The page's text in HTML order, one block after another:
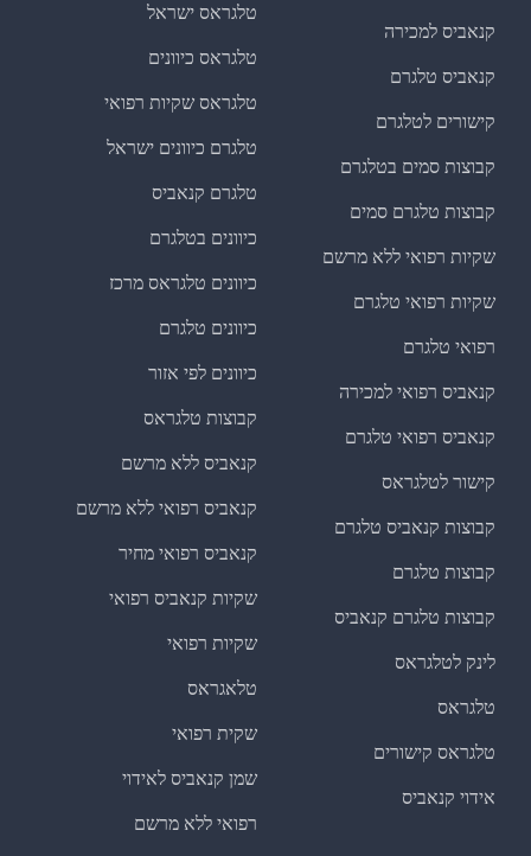
טלגראס ישראל
טלגראס כיוונים
טלגראס שקיות רפואי
טלגרם כיוונים ישראל
טלגרם קנאביס
כיוונים בטלגרם
כיוונים טלגראס מרכז
כיוונים טלגרם
כיוונים לפי אזור
קבוצות טלגראס
קנאביס ללא מרשם
קנאביס רפואי ללא מרשם
קנאביס רפואי מחיר
שקיות קנאביס רפואי
שקיות רפואי
טלאגראס
שקית רפואי
שמן קנאביס לאידוי
רפואי ללא מרשם
קנאביס למכירה
קנאביס טלגרם
קישורים לטלגרם
קבוצות סמים בטלגרם
קבוצות טלגרם סמים
שקיות רפואי ללא מרשם
שקיות רפואי טלגרם
רפואי טלגרם
קנאביס רפואי למכירה
קנאביס רפואי טלגרם
קישור לטלגראס
קבוצות קנאביס טלגרם
קבוצות טלגרם
קבוצות טלגרם קנאביס
לינק לטלגראס
טלגראס
טלגראס קישורים
אידוי קנאביס